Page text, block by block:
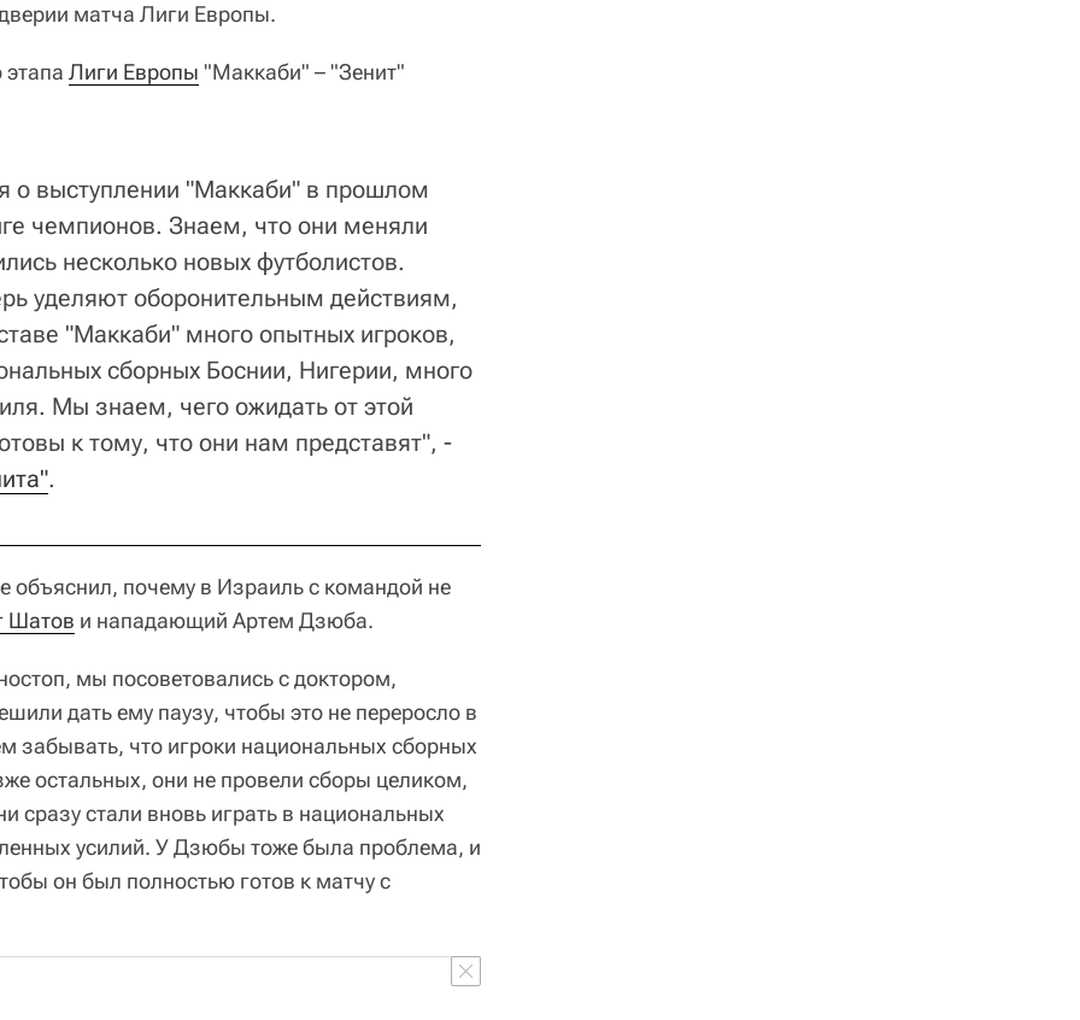
матча Лиги Европы.
этапа Лиги Европы "Маккаби" – "Зенит"
о выступлении "Маккаби" в прошлом
чемпионов. Знаем, что они меняли
несколько новых футболистов.
уделяют оборонительным действиям,
"Маккаби" много опытных игроков,
сборных Боснии, Нигерии, много
Мы знаем, чего ожидать от этой
к тому, что они нам представят", -
.
объяснил, почему в Израиль с командой не
Шатов и нападающий Артем Дзюба.
мы посоветовались с доктором,
дать ему паузу, чтобы это не переросло в
забывать, что игроки национальных сборных
остальных, они не провели сборы целиком,
сразу стали вновь играть в национальных
усилий. У Дзюбы тоже была проблема, и
он был полностью готов к матчу с